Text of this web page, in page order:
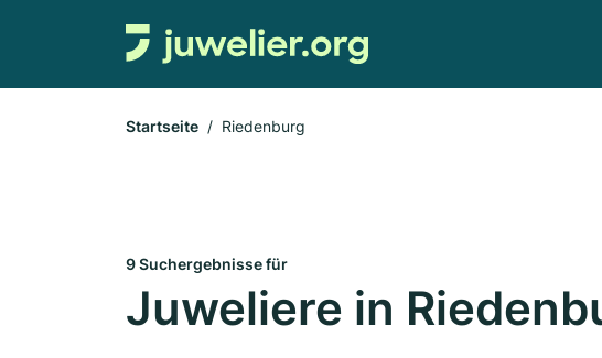
Startseite Riedenburg
9 Suchergebnisse für
Juweliere in